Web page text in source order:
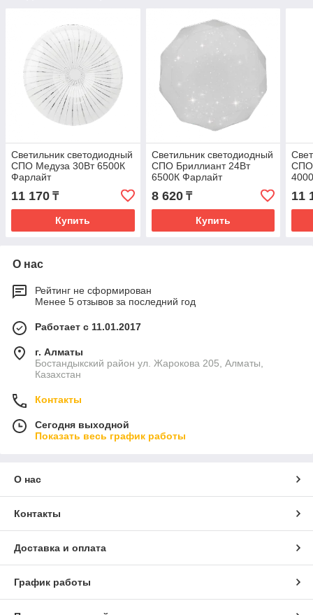
Светильник светодиодный
СПО Медуза 30Вт 6500К
Фарлайт
11 170 ₸
Купить
Светильник светодиодный
СПО Бриллиант 24Вт
6500К Фарлайт
8 620₸
Купить
СПО
11
О нас
Рейтинг не сформирован
Менее 5 отзывов за последний год
Работает с 11.01.2017
г. Алматы
Бостандыкский район ул. Жарокова 205, Алматы,
Казахстан
Контакты
Сегодня выходной
Показать весь график работы
О нас
Контакты
Доставка и оплата
График работы